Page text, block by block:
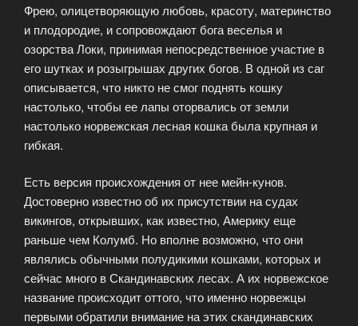
Фрею, олицетворяющую любовь, красоту, материнство
и плодородие, и сопровождают бога веселья и
озорства Локи, принимая непосредственное участие в
его шутках и розыгрышах других богов. В одной из саг
описывается, что никто не смог поднять кошку
настолько, чтобы ее лапы оторвались от земли
настолько норвежская лесная кошка была крупная и
гибкая.
Есть версия происхождения от нее мейн-кунов.
Достоверно известно об их присутствии на судах
викингов, открывших, как известно, Америку еще
раньше чем Колумб. Но вполне возможно, что они
являлись обычными полудикими кошками, которых и
сейчас много в Скандинавских лесах. А их норвежское
название происходит оттого, что именно норвежцы
первыми обратили внимание на этих скандинавских